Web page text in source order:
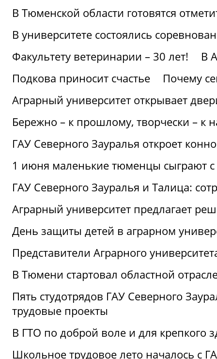
В Тюменской области готовятся
В университете состоялись
Факультету ветеринарии – 30 лет!
В
Подкова приносит счастье
Почему
Аграрный университет открывает
Бережно – к прошлому, творчески – к
ГАУ Северного Зауралья откроет
1 июня маленькие тюменцы сыграют с
ГАУ Северного Зауралья и Талица:
Аграрный университет предлагает
День защиты детей в аграрном
Представители Аграрного
В Тюмени стартовал областной
Пять студотрядов ГАУ Северного
трудовые проекты
В ГТО по доброй воле и для крепкого
Школьное трудовое лето началось с